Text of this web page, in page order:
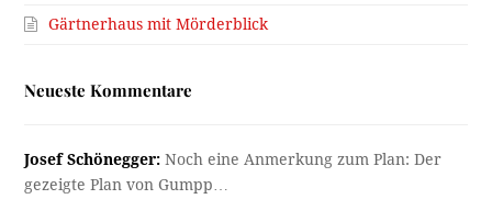
Gärtnerhaus mit Mörderblick
Neueste Kommentare
Josef Schönegger: Noch eine Anmerkung zum Plan: Der
gezeigte Plan von Gumpp…